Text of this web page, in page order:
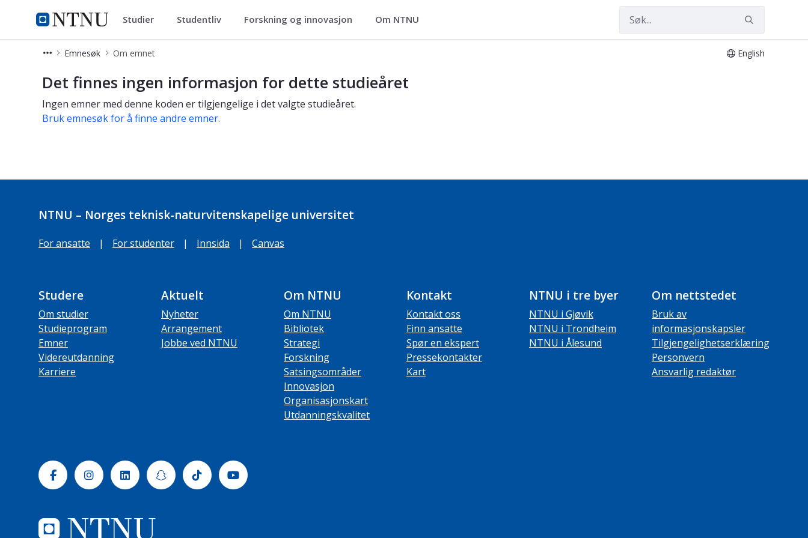
NTNU Hjemmeside
Studier Studier Studentliv Forskning og innovasjon Om NTNU
Emnesøk Om emnet English
Om emnetDet finnes ingen informasjon for dette studieåret
Ingen emner med denne koden er tilgjengelige i det valgte studieåret.
Bruk emnesøk for å finne andre emner.
NTNU – Norges teknisk-naturvitenskapelige universitet
For ansatte | For studenter | Innsida | Canvas
Studere
Om studier
Studieprogram
Emner
Videreutdanning
Karriere
Aktuelt
Nyheter
Arrangement
Jobbe ved NTNU
Om NTNU
Om NTNU
Bibliotek
Strategi
Forskning
Satsingsområder
Innovasjon
Organisasjonskart
Utdanningskvalitet
Kontakt
Kontakt oss
Finn ansatte
Spør en ekspert
Pressekontakter
Kart
NTNU i tre byer
NTNU i Gjøvik
NTNU i Trondheim
NTNU i Ålesund
Om nettstedet
Bruk av
informasjonskapsler
Tilgjengelighetserklæring
Personvern
Ansvarlig redaktør
FacebookInstagramLinkedinSnapchatTiktok Youtube